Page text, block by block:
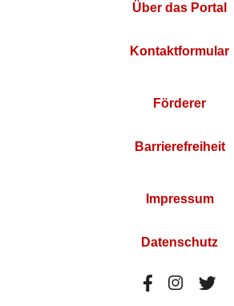
Über das Portal
Kontaktformular
Förderer
Barrierefreiheit
Impressum
Datenschutz